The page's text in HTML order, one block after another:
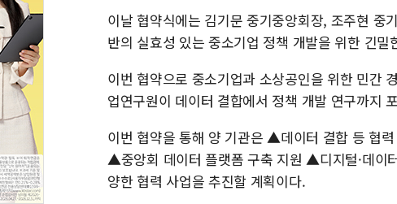
이날 협약식에는 김기문 중기중앙회장, 조주현 중
반의 실효성 있는 중소기업 정책 개발을 위한 긴밀
이번 협약으로 중소기업과 소상공인을 위한 민간
업연구원이 데이터 결합에서 정책 개발 연구까지
이번 협약을 통해 양 기관은 ▲데이터 결합 등 협
▲중앙회 데이터 플랫폼 구축 지원 ▲디지털·데이
양한 협력 사업을 추진할 계획이다.